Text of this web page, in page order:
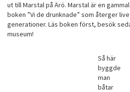
ut till Marstal på Ärö. Marstal är en
boken ”Vi de drunknade” som återger
generationer. Läs boken först, besök
museum!
Så här
byggde
man
båtar